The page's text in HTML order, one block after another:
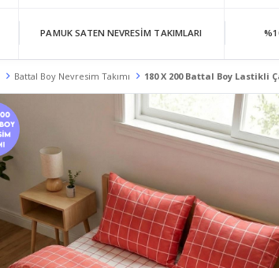
PAMUK SATEN NEVRESIM TAKIMLARI
Battal Boy Nevresim Takımı 180 X 200 Battal Boy Lastikli